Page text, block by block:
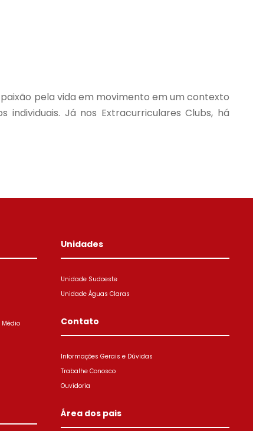
paixão pela vida em movimento em um contexto
Já nos Extracurriculares Clubs, há
Unidades
Unidade Sudoeste
Unidade Águas Claras
Contato
Informações Gerais e Dúvidas
Trabalhe Conosco
Ouvidoria
Área dos pais